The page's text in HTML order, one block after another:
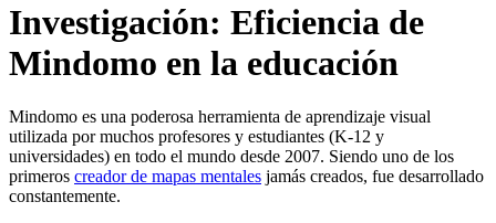
Investigación: Eficiencia de
Mindomo en la educación
Mindomo es una poderosa herramienta de aprendizaje visual
utilizada por muchos profesores y estudiantes (K-12 y
universidades) en todo el mundo desde 2007. Siendo uno de los
primeros creador de mapas mentales jamás creados, fue desarrollado
constantemente.